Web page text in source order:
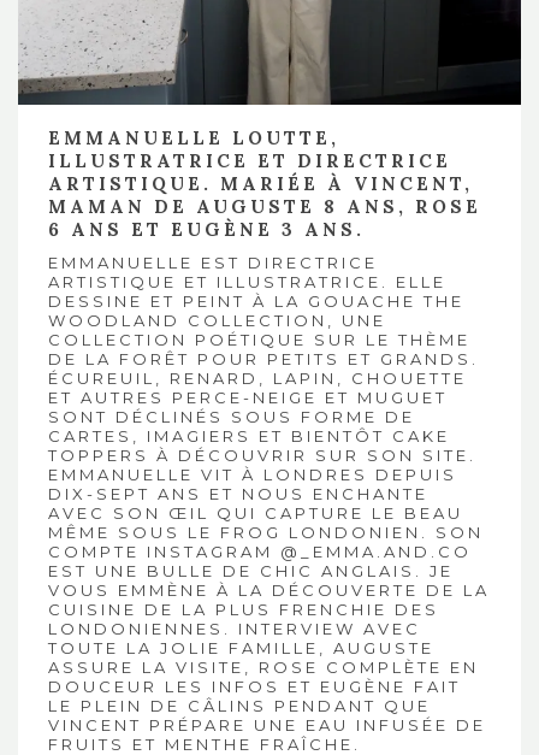
EMMANUELLE LOUTTE,
ILLUSTRATRICE ET DIRECTRICE
ARTISTIQUE. MARIÉE À VINCENT ,
MAMAN DE AUGUSTE 8 ANS, ROSE
6 ANS ET EUGÈNE 3 ANS.
EMMANUELLE EST DIRECTRICE
ARTISTIQUE ET ILLUSTRATRICE. ELLE
DESSINE ET PEINT À LA GOUACHETHE
WOODLAND COLLECTION
, UNE
COLLECTION POÉTIQUE SUR LE THÈME
DE LA FORÊT POUR PETITS ET GRANDS.
ÉCUREUIL, RENARD, LAPIN, CHOUETTE
ET AUTRES PERCE-NEIGE ET MUGUET
SONT DÉCLINÉS SOUS FORME DE
CARTES, IMAGIERS ET BIENTÔT CAKE
TOPPERS À DÉCOUVRIR SUR SON SITE
EMMANUELLE VIT À LONDRES DEPUIS
DIX-SEPT ANS ET NOUS ENCHANTE
AVEC SON ŒIL QUI CAPTURE LE BEAU
MÊME SOUS LE FROG LONDONIEN. SON
COMPTE INSTAGRAM @_EMMA.AND.CO
EST UNE BULLE DE CHIC ANGLAIS. JE
VOUS EMMÈNE À LA DÉCOUVERTE DE LA
CUISINE DE LA PLUS FRENCHIE DES
LONDONIENNES. INTERVIEW AVEC
TOUTE LA JOLIE FAMILLE, AUGUSTE
ASSURE LA VISITE, ROSE COMPLÈTE EN
DOUCEUR LES INFOS ET EUGÈNE FAIT
LE PLEIN DE CÂLINS PENDANT QUE
VINCENT PRÉPARE UNE EAU INFUSÉE DE
FRUITS ET MENTHE FRAÎCHE.